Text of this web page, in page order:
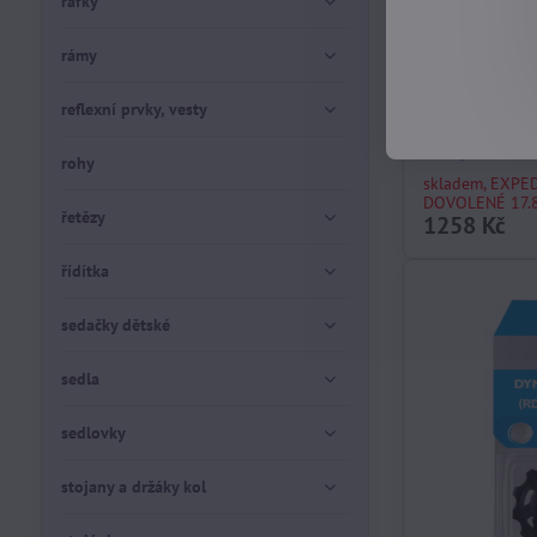
měnič mtb
skladem,
DOVOLENÉ
1258 Kč
rámy
reflexní prvky, vesty
rohy
řetězy
řídítka
sedačky dětské
sedla
sedlovky
stojany a držáky kol